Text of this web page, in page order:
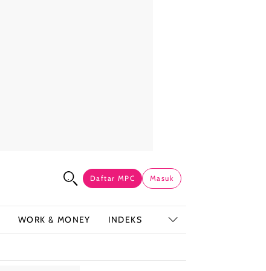
Daftar MPC Masuk
WORK & MONEY INDEKS